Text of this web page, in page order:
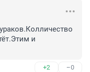
и
+2 –0